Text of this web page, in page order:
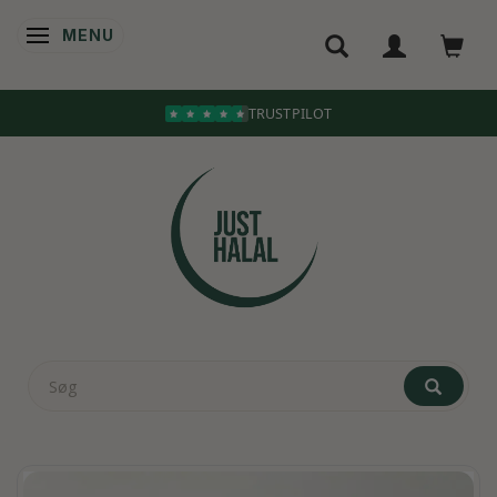
SKIFTE NAVIGATION
MENU
TRUSTPILOT